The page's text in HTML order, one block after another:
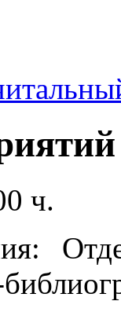
ч.